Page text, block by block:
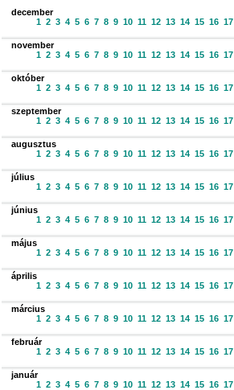
december
1 2 3 4 5 6 7 8 9 10 11 12 13 14 15 16 17
november
1 2 3 4 5 6 7 8 9 10 11 12 13 14 15 16 17
október
1 2 3 4 5 6 7 8 9 10 11 12 13 14 15 16 17
szeptember
1 2 3 4 5 6 7 8 9 10 11 12 13 14 15 16 17
augusztus
1 2 3 4 5 6 7 8 9 10 11 12 13 14 15 16 17
július
1 2 3 4 5 6 7 8 9 10 11 12 13 14 15 16 17
június
1 2 3 4 5 6 7 8 9 10 11 12 13 14 15 16 17
május
1 2 3 4 5 6 7 8 9 10 11 12 13 14 15 16 17
április
1 2 3 4 5 6 7 8 9 10 11 12 13 14 15 16 17
március
1 2 3 4 5 6 7 8 9 10 11 12 13 14 15 16 17
február
1 2 3 4 5 6 7 8 9 10 11 12 13 14 15 16 17
január
1 2 3 4 5 6 7 8 9 10 11 12 13 14 15 16 17